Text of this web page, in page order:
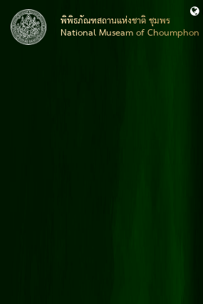
พิพิธภัณฑสถานแห่งชาติ ชุมพร
National Museam of Choumphon